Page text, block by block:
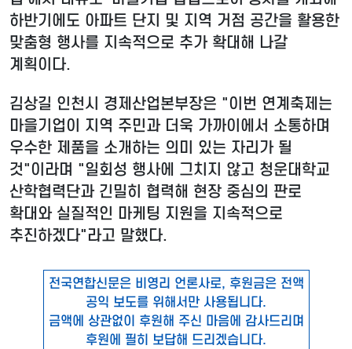
하반기에도 아파트 단지 및 지역 거점 공간을 활용한
맞춤형 행사를 지속적으로 추가 확대해 나갈
계획이다.
김상길 인천시 경제산업본부장은 "이번 연계축제는
마을기업이 지역 주민과 더욱 가까이에서 소통하며
우수한 제품을 소개하는 의미 있는 자리가 될
것"이라며 "일회성 행사에 그치지 않고 청운대학교
산학협력단과 긴밀히 협력해 현장 중심의 판로
확대와 실질적인 마케팅 지원을 지속적으로
추진하겠다"라고 말했다.
전국연합신문은 비영리 언론사로, 후원금은 전액
공익 보도를 위해서만 사용됩니다.
금액에 상관없이 후원해 주신 마음에 감사드리며
후원에 필히 보답해 드리겠습니다.